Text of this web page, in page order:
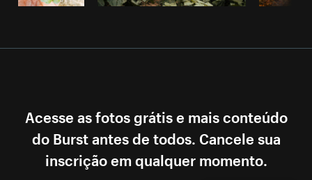
Acesse as fotos grátis e mais conteúdo
do Burst antes de todos. Cancele sua
inscrição em qualquer momento.